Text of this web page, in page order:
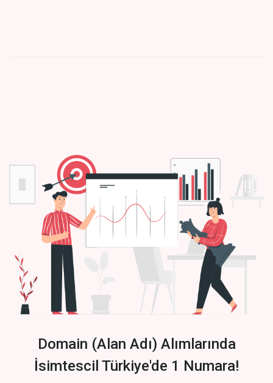
Domain (Alan Adı) Alımlarında
İsimtescil Türkiye'de 1 Numara!